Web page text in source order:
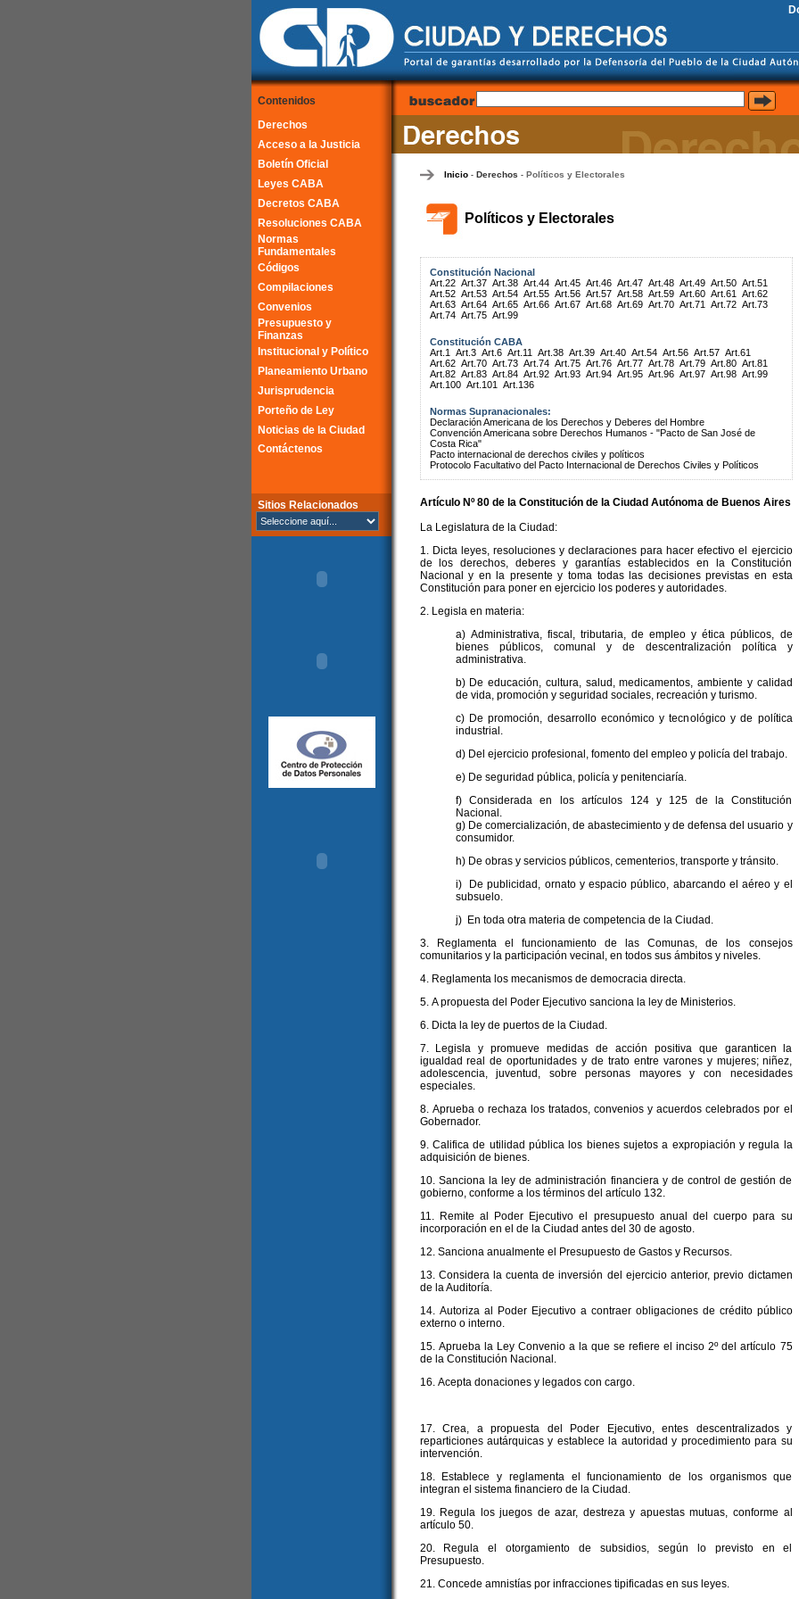
Contenidos
Derechos
Acceso a la Justicia
Boletín Oficial
Leyes CABA
Decretos CABA
Resoluciones CABA
Normas
Fundamentales
Códigos
Compilaciones
Convenios
Presupuesto y
Finanzas
Institucional y Político
Planeamiento Urbano
Jurisprudencia
Porteño de Ley
Noticias de la Ciudad
Contáctenos
Sitios Relacionados
Inicio- Derechos - Políticos y Electorales
Políticos y Electorales
Constitución Nacional
Art.22 Art.37 Art.38 Art.44 Art.45 Art.46 Art.47 Art.48 Art.49 Art.50 Art.51
Art.52 Art.53 Art.54 Art.55 Art.56 Art.57 Art.58 Art.59 Art.60 Art.61
Art.62
Art.63 Art.64 Art.65 Art.66 Art.67 Art.68 Art.69 Art.70 Art.71 Art.72 Art.73
Art.74 Art.75 Art.99
Constitución CABA
Art.1
Art.3 Art.6 Art.11 Art.38 Art.39 Art.40 Art.54 Art.56 Art.57 Art.61
Art.62 Art.70 Art.73 Art.74 Art.75 Art.76 Art.77 Art.78 Art.79 Art.80 Art.81
Art.82 Art.83 Art.84 Art.92 Art.93 Art.94 Art.95 Art.96 Art.97 Art.98 Art.99
Art.100 Art.101 Art.136
Normas Supranacionales:
Declaración Americana de los Derechos y Deberes del Hombre
Convención Americana sobre Derechos Humanos - "Pacto de San José de
Costa Rica"
Pacto internacional de derechos civiles y políticos
Protocolo Facultativo del Pacto Internacional de Derechos Civiles y Políticos
Artículo Nº 80 de la Constituciónde la Ciudad Autónoma de Buenos Aires
La Legislatura de la Ciudad:
1. Dicta leyes, resoluciones y declaraciones para hacer efectivo el ejercicio
de los derechos, deberes y garantías establecidos en la Constitución
Nacional y en la presente y toma todas las decisiones previstas en esta
Constitución para poner en ejercicio los poderes y autoridades.
2. Legisla en materia:
a) Administrativa, fiscal, tributaria, de empleo y ética públicos, de
bienes públicos, comunal y de descentralización política y
administrativa.
b) De educación, cultura, salud, medicamentos, ambiente y calidad
de vida, promoción y seguridad sociales, recreación y turismo.
c) De promoción, desarrollo económico y tecnológico y de política
industrial.
d) Del ejercicio profesional, fomento del empleo y policía del trabajo.
e) De seguridad pública, policía y penitenciaría.
f) Considerada en los artículos 124 y 125 de la Constitución
Nacional.
g) De comercialización, de abastecimiento y de defensa del usuario y
consumidor.
h) De obras y servicios públicos, cementerios, transporte y tránsito.
i) De publicidad, ornato y espacio público, abarcando el aéreo y el
subsuelo.
j) En toda otra materia de competencia de la Ciudad.
3. Reglamenta el funcionamiento de las Comunas, de los consejos
comunitarios y la participación vecinal, en todos sus ámbitos y niveles.
4. Reglamenta los mecanismos de democracia directa.
5. A propuesta del Poder Ejecutivo sanciona la ley de Ministerios.
6. Dicta la ley de puertos de la Ciudad.
7. Legisla y promueve medidas de acción positiva que garanticen la
igualdad real de oportunidades y de trato entre varones y mujeres; niñez,
adolescencia, juventud, sobre personas mayores y con necesidades
especiales.
8. Aprueba o rechaza los tratados, convenios y acuerdos celebrados por el
Gobernador.
9. Califica de utilidad pública los bienes sujetos a expropiación y regula la
adquisición de bienes.
10. Sanciona la ley de administración financiera y de control de gestión de
gobierno, conforme a los términos del artículo 132.
11. Remite al Poder Ejecutivo el presupuesto anual del cuerpo para su
incorporación en el de la Ciudad antes del 30 de agosto.
12. Sanciona anualmente el Presupuesto de Gastos y Recursos.
13. Considera la cuenta de inversión del ejercicio anterior, previo dictamen
de la Auditoría.
14. Autoriza al Poder Ejecutivo a contraer obligaciones de crédito público
externo o interno.
15. Aprueba la Ley Convenio a la que se refiere el inciso 2º del artículo 75
de la Constitución Nacional.
16. Acepta donaciones y legados con cargo.
17. Crea, a propuesta del Poder Ejecutivo, entes descentralizados y
reparticiones autárquicas y establece la autoridad y procedimiento para su
intervención.
18. Establece y reglamenta el funcionamiento de los organismos que
integran el sistema financiero de la Ciudad.
19. Regula los juegos de azar, destreza y apuestas mutuas, conforme al
artículo 50.
20. Regula el otorgamiento de subsidios, según lo previsto en el
Presupuesto.
21. Concede amnistías por infracciones tipificadas en sus leyes.